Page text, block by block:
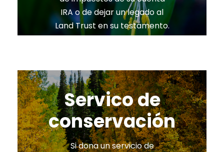
IRA o de dejar un legado al
Land Trust en su testamento.
Servico de
conservación
Si dona un servicio de